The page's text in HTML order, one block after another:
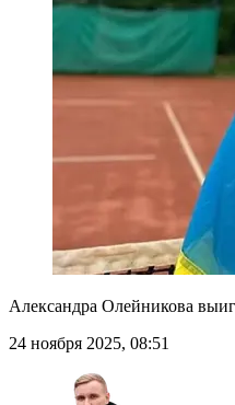
Александра Олейникова
24 ноября 2025, 08:51